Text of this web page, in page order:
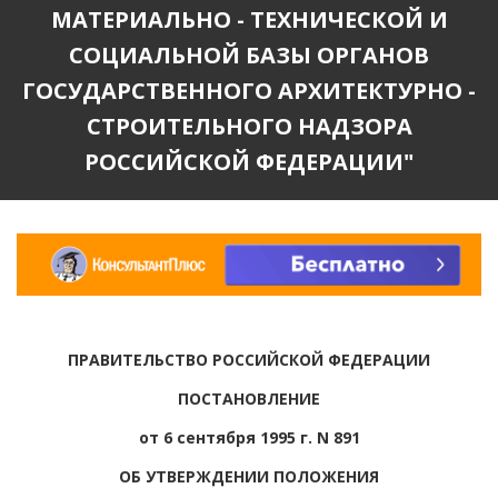
МАТЕРИАЛЬНО - ТЕХНИЧЕСКОЙ И
СОЦИАЛЬНОЙ БАЗЫ ОРГАНОВ
ГОСУДАРСТВЕННОГО АРХИТЕКТУРНО -
СТРОИТЕЛЬНОГО НАДЗОРА
РОССИЙСКОЙ ФЕДЕРАЦИИ"
ПРАВИТЕЛЬСТВО РОССИЙСКОЙ ФЕДЕРАЦИИ
ПОСТАНОВЛЕНИЕ
от 6 сентября 1995 г. N 891
ОБ УТВЕРЖДЕНИИ ПОЛОЖЕНИЯ